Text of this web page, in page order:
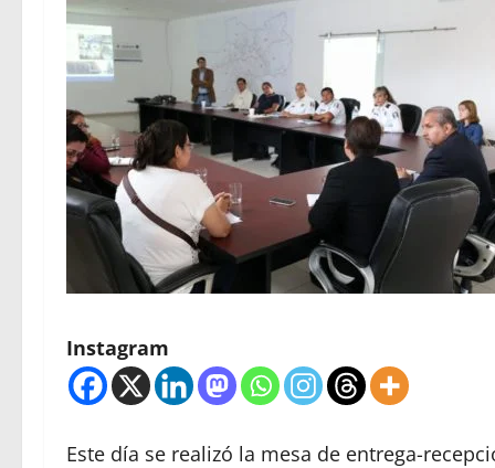
Instagram
Este día se realizó la mesa de entrega-